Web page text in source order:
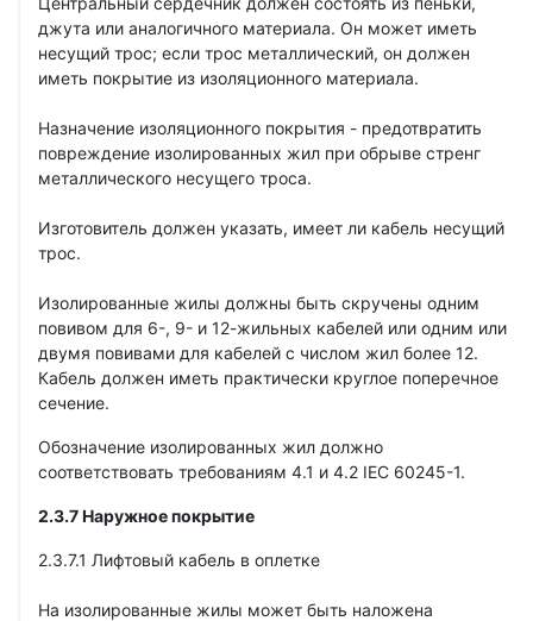
джута или аналогичного материала. Он может иметь
несущий трос; если трос металлический, он должен
иметь покрытие из изоляционного материала.
Назначение изоляционного покрытия - предотвратить
повреждение изолированных жил при обрыве стренг
металлического несущего троса.
Изготовитель должен указать, имеет ли кабель несущий
трос.
Изолированные жилы должны быть скручены одним
повивом для 6-, 9- и 12-жильных кабелей или одним или
двумя повивами для кабелей с числом жил более 12.
Кабель должен иметь практически круглое поперечное
сечение.
Обозначение изолированных жил должно
соответствовать требованиям 4.1 и 4.2 IEC 60245-1.
2.3.7 Наружное покрытие
2.3.7.1 Лифтовый кабель в оплетке
На изолированные жилы может быть наложена